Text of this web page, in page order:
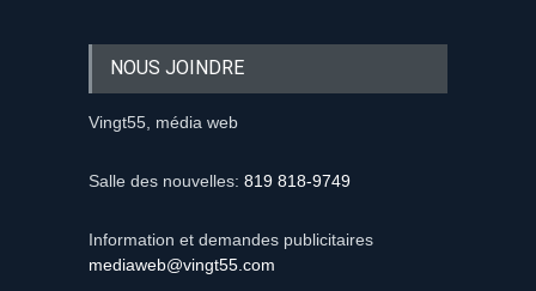
NOUS JOINDRE
Vingt55, média web
Salle des nouvelles: 819 818-9749
Information et demandes publicitaires
mediaweb@vingt55.com